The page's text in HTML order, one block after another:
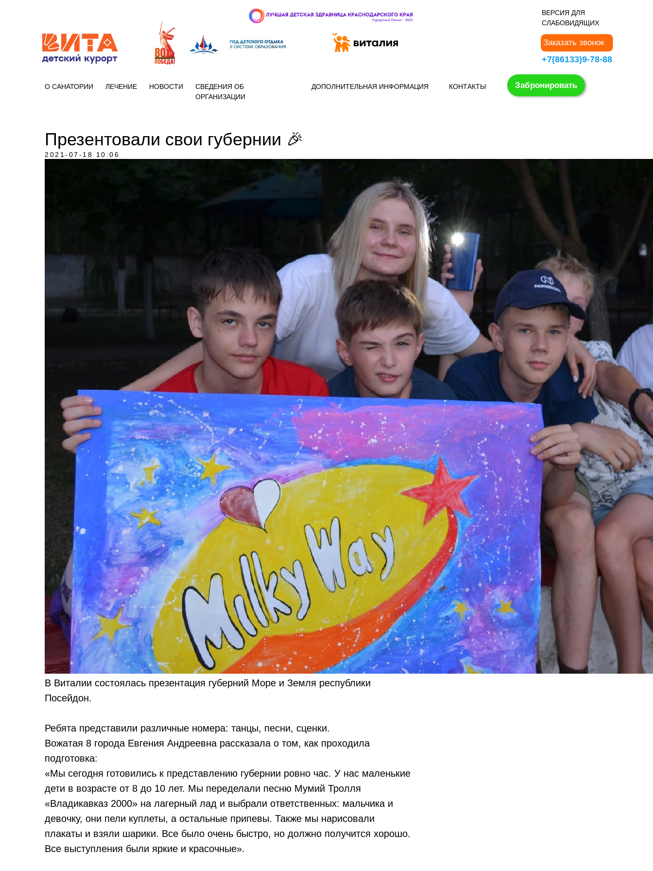
+7 (86133) 97-888 Заказать звонок
+7(86133)9-78-88
ВЕРСИЯ ДЛЯ
СЛАБОВИДЯЩИХ
О САНАТОРИИ Забронировать
КОНТАКТЫ
НОВОСТИ
СВЕДЕНИЯ ОБ
ОРГАНИЗАЦИИ
ДОПОЛНИТЕЛЬНАЯ ИНФОРМАЦИЯ
ЛЕЧЕНИЕ
Презентовали свои губернии 🎉
2021-07-18 10:06
В Виталии состоялась презентация губерний Море и Земля республики
Посейдон.
Ребята представили различные номера: танцы, песни, сценки.
Вожатая 8 города Евгения Андреевна рассказала о том, как проходила
подготовка:
«Мы сегодня готовились к представлению губернии ровно час. У нас маленькие
дети в возрасте от 8 до 10 лет. Мы переделали песню Мумий Тролля
«Владикавказ 2000» на лагерный лад и выбрали ответственных: мальчика и
девочку, они пели куплеты, а остальные припевы. Также мы нарисовали
плакаты и взяли шарики. Все было очень быстро, но должно получится хорошо.
Все выступления были яркие и красочные».